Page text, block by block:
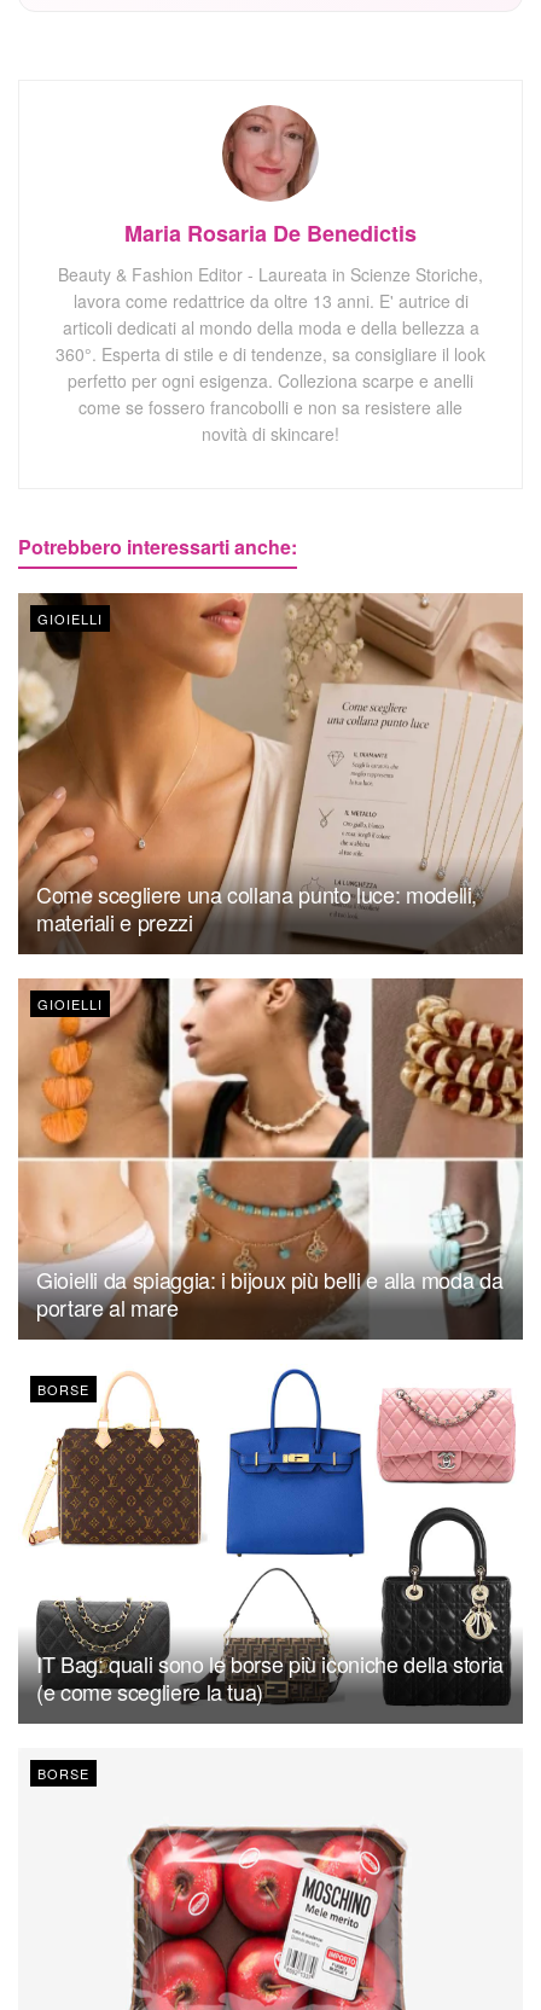
Maria Rosaria De Benedictis
Beauty & Fashion Editor - Laureata in Scienze Storiche,
lavora come redattrice da oltre 13 anni. E' autrice di
articoli dedicati al mondo della moda e della bellezza a
360°. Esperta di stile e di tendenze, sa consigliare il look
perfetto per ogni esigenza. Colleziona scarpe e anelli
come se fossero francobolli e non sa resistere alle
novità di skincare!
Potrebbero interessarti anche:
GIOIELLI
Come scegliere una collana punto luce: modelli,
materiali e prezzi
GIOIELLI
Gioielli da spiaggia: i bijoux più belli e alla moda da
portare al mare
BORSE
IT Bag: quali sono le borse più iconiche della storia
(e come scegliere la tua)
BORSE